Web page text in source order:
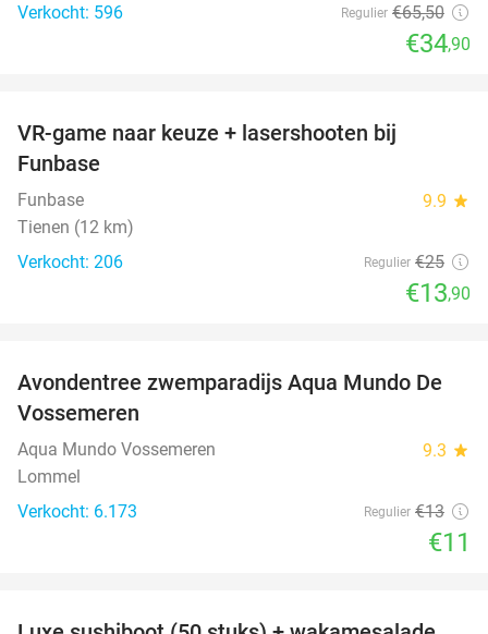
Verkocht: 596
Regulier €65,50
€34,90
VR-game naar keuze + lasershooten bij
Funbase
Funbase 9.9 star
Tienen (12 km)
Verkocht: 206
Regulier €25
€13,90
15%
Avondentree zwemparadijs Aqua Mundo De
Vossemeren
Aqua Mundo Vossemeren 9.3 star
Lommel
Verkocht: 6.173
Regulier €13
€11